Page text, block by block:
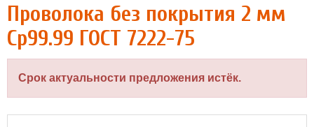
Проволока без покрытия 2 мм
Ср99.99 ГОСТ 7222-75
Срок актуальности предложения истёк.